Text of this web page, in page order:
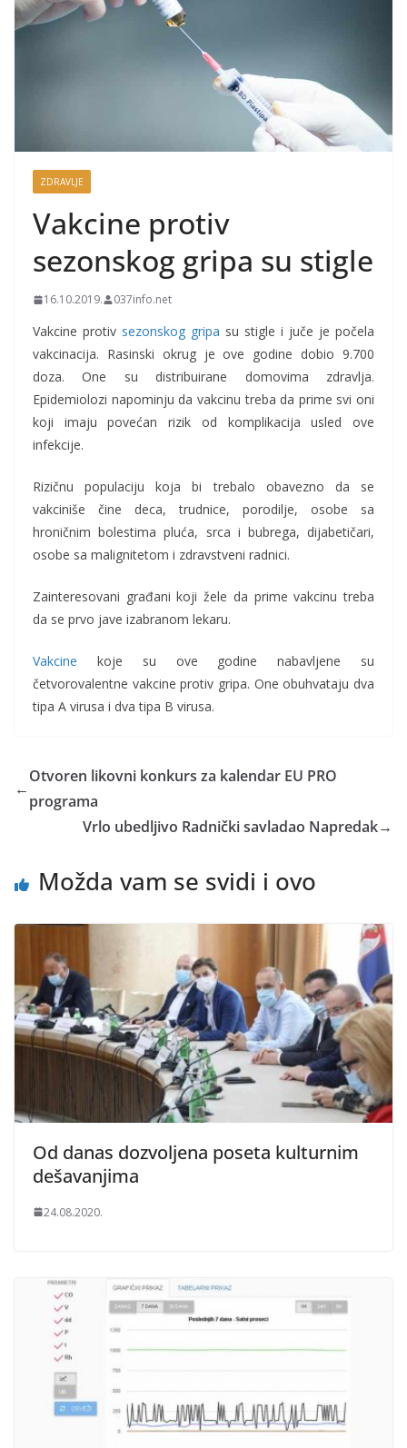
ZDRAVLJE
Vakcine protiv
sezonskog gripa su stigle
16.10.2019. 037info.net
Vakcine protiv sezonskog gripa su stigle i juče je počela
vakcinacija. Rasinski okrug je ove godine dobio 9.700
doza. One su distribuirane domovima zdravlja.
Epidemiolozi napominju da vakcinu treba da prime svi oni
koji imaju povećan rizik od komplikacija usled ove
infekcije.
Rizičnu populaciju koja bi trebalo obavezno da se
vakciniše čine deca, trudnice, porodilje, osobe sa
hroničnim bolestima pluća, srca i bubrega, dijabetičari,
osobe sa malignitetom i zdravstveni radnici.
Zainteresovani građani koji žele da prime vakcinu treba
da se prvo jave izabranom lekaru.
Vakcine koje su ove godine nabavljene su
četvorovalentne vakcine protiv gripa. One obuhvataju dva
tipa A virusa i dva tipa B virusa.
←
Otvoren likovni konkurs za kalendar EU PRO
programa
Vrlo ubedljivo Radnički savladao Napredak→
Možda vam se svidi i ovo
Od danas dozvoljena poseta kulturnim
dešavanjima
24.08.2020.